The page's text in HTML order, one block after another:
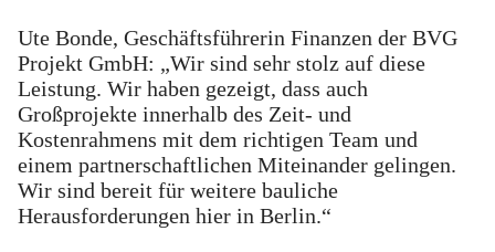
Ute Bonde, Geschäftsführerin Finanzen der BVG
Projekt GmbH: „Wir sind sehr stolz auf diese
Leistung. Wir haben gezeigt, dass auch
Großprojekte innerhalb des Zeit- und
Kostenrahmens mit dem richtigen Team und
einem partnerschaftlichen Miteinander gelingen.
Wir sind bereit für weitere bauliche
Herausforderungen hier in Berlin.“